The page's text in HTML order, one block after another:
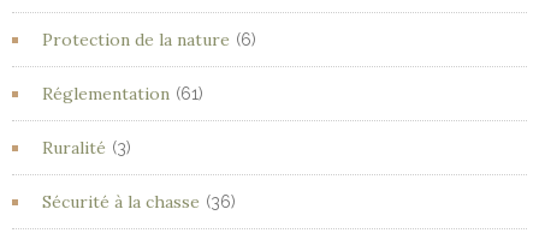
Protection de la nature (6)
Réglementation (61)
Ruralité (3)
Sécurité à la chasse (36)